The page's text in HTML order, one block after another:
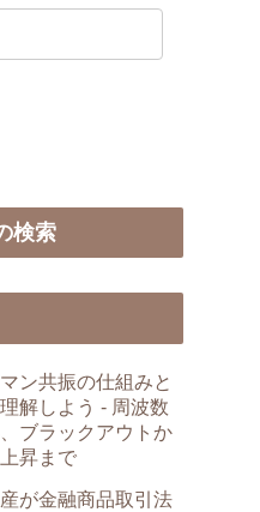
検索
ン共振の仕組みと
解しよう - 周波数
ブラックアウトか
昇まで
が金融商品取引法